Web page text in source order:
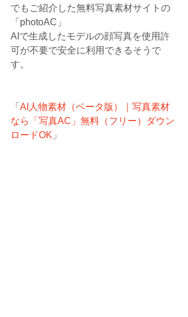
でもご紹介した無料写真素材サイトの
「photoAC」
AIで生成したモデルの顔写真を使用許
可が不要で安全に利用できるそうで
す。
「 AI人物素材（ベータ版）｜写真素材
なら「写真AC」無料（フリー）ダウン
ロードOK 」